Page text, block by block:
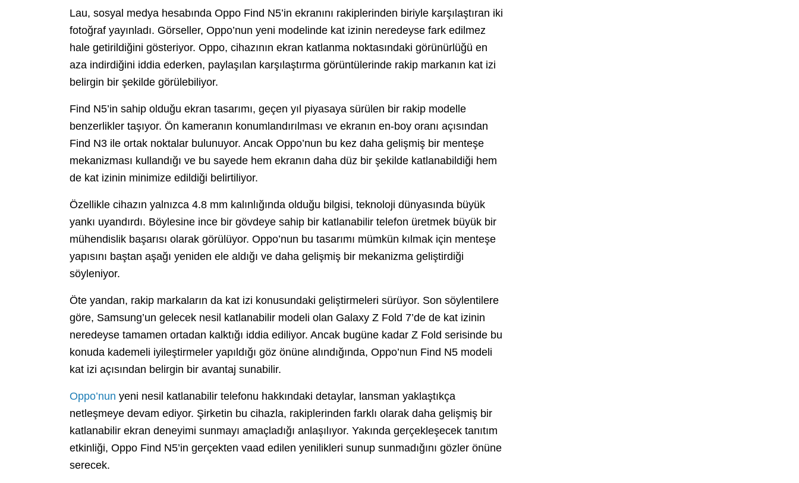
Lau, sosyal medya hesabında Oppo Find N5’in ekranını rakiplerinden biriyle karşılaştıran iki
fotoğraf yayınladı. Görseller, Oppo’nun yeni modelinde kat izinin neredeyse fark edilmez
hale getirildiğini gösteriyor. Oppo, cihazının ekran katlanma noktasındaki görünürlüğü en
aza indirdiğini iddia ederken, paylaşılan karşılaştırma görüntülerinde rakip markanın kat izi
belirgin bir şekilde görülebiliyor.
Find N5’in sahip olduğu ekran tasarımı, geçen yıl piyasaya sürülen bir rakip modelle
benzerlikler taşıyor. Ön kameranın konumlandırılması ve ekranın en-boy oranı açısından
Find N3 ile ortak noktalar bulunuyor. Ancak Oppo’nun bu kez daha gelişmiş bir menteşe
mekanizması kullandığı ve bu sayede hem ekranın daha düz bir şekilde katlanabildiği hem
de kat izinin minimize edildiği belirtiliyor.
Özellikle cihazın yalnızca 4.8 mm kalınlığında olduğu bilgisi, teknoloji dünyasında büyük
yankı uyandırdı. Böylesine ince bir gövdeye sahip bir katlanabilir telefon üretmek büyük bir
mühendislik başarısı olarak görülüyor. Oppo’nun bu tasarımı mümkün kılmak için menteşe
yapısını baştan aşağı yeniden ele aldığı ve daha gelişmiş bir mekanizma geliştirdiği
söyleniyor.
Öte yandan, rakip markaların da kat izi konusundaki geliştirmeleri sürüyor. Son söylentilere
göre, Samsung’un gelecek nesil katlanabilir modeli olan Galaxy Z Fold 7’de de kat izinin
neredeyse tamamen ortadan kalktığı iddia ediliyor. Ancak bugüne kadar Z Fold serisinde bu
konuda kademeli iyileştirmeler yapıldığı göz önüne alındığında, Oppo’nun Find N5 modeli
kat izi açısından belirgin bir avantaj sunabilir.
Oppo’nun yeni nesil katlanabilir telefonu hakkındaki detaylar, lansman yaklaştıkça
netleşmeye devam ediyor. Şirketin bu cihazla, rakiplerinden farklı olarak daha gelişmiş bir
katlanabilir ekran deneyimi sunmayı amaçladığı anlaşılıyor. Yakında gerçekleşecek tanıtım
etkinliği, Oppo Find N5’in gerçekten vaad edilen yenilikleri sunup sunmadığını gözler önüne
serecek.